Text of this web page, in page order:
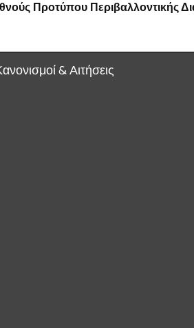
Προτύπου Περιβαλλοντικής
& Αιτήσεις